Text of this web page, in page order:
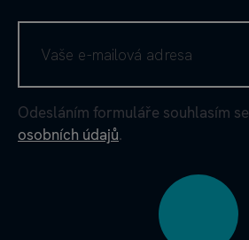
Odesláním formuláře souhlasím se
osobních údajů.